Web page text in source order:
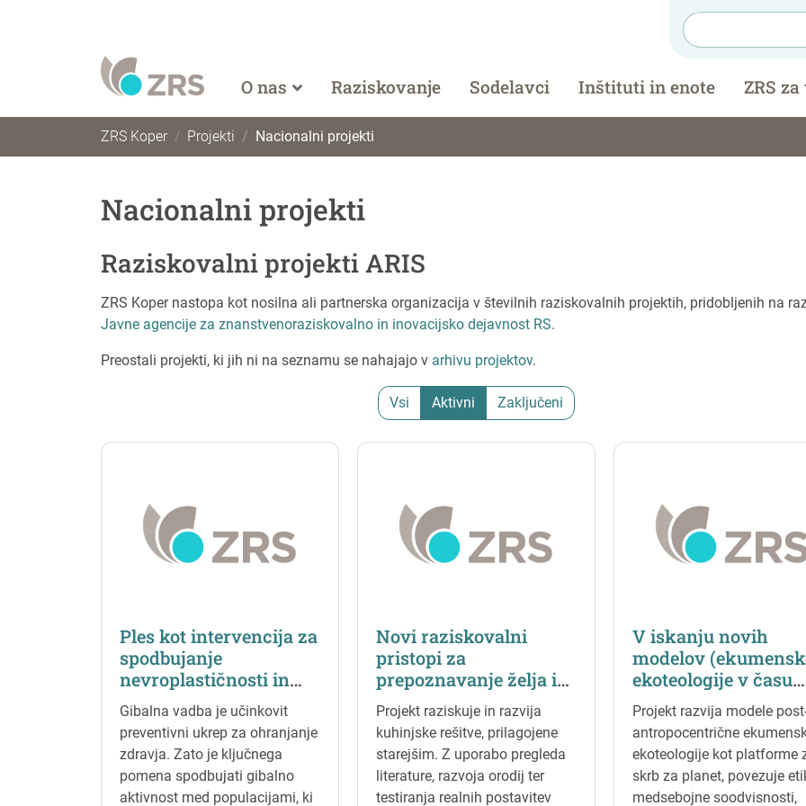
O nas Raziskovanje Sodelavci Inštituti in enote ZRS za
ZRS Koper Projekti Nacionalni projekti
Nacionalni projekti
Raziskovalni projekti ARIS
ZRS Koper nastopa kot nosilna ali partnerska organizacija v številnih raziskovalnih projektih, pridobljenih na
Javne agencije za znanstvenoraziskovalno in inovacijsko dejavnost RS.
Preostali projekti, ki jih ni na seznamu se nahajajo v arhivu projektov.
Vsi Aktivni Zaključeni
Ples kot intervencija za
spodbujanje
nevroplastičnosti in
gibalnih funkcij v
starosti
Gibalna vadba je učinkovit
preventivni ukrep za ohranjanje
zdravja. Zato je ključnega
pomena spodbujati gibalno
aktivnost med populacijami, ki
Novi raziskovalni
pristopi za
prepoznavanje želja in
potreb starejših glede
estetskih,
funkcionalnih in
ergonomskih lastnosti
kuhinjskega pohištva
Projekt raziskuje in razvija
kuhinjske rešitve, prilagojene
starejšim. Z uporabo pregleda
literature, razvoja orodij ter
testiranja realnih postavitev
V iskanju novih
modelov
ekoteologije v času
zelenega in
prehoda
Projekt razvija modele
antropocentrične
ekoteologije kot platforme
skrb za planet, povezuje
medsebojne soodvisnosti,